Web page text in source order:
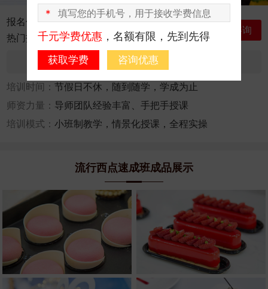
报名优惠：联系咨询老师获取最新优惠
热门指数：
立即咨询
咨询人数：30237
培训时间：节假日不休，随到随学，学成为止
师资力量： 导师团队经验丰富、手把手授课
培训模式：小班制教学，情景化授课，全程实操
流行西点速成班成品展示
*
千元学费优惠，名额有限，先到先得
获取学费 咨询优惠